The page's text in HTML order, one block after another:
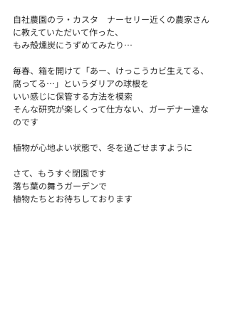
自社農園のラ・カスタ　ナーセリー近くの農家さん
に教えていただいて作った、
もみ殻燻炭にうずめてみたり…
毎春、箱を開けて「あー、けっこうカビ生えてる、
腐ってる…」というダリアの球根を
いい感じに保管する方法を模索
そんな研究が楽しくって仕方ない、ガーデナー達な
のです
植物が心地よい状態で、冬を過ごせますように
さて、もうすぐ閉園です
落ち葉の舞うガーデンで
植物たちとお待ちしております